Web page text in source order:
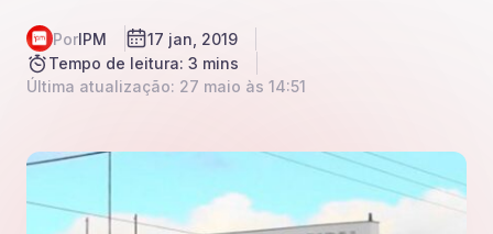
PorIPM
17 jan, 2019
Tempo de leitura: 3 mins
Última atualização: 27 maio às 14:51